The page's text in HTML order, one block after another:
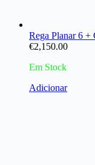
Rega Planar 6 +
€2,150.00
Em Stock
Adicionar